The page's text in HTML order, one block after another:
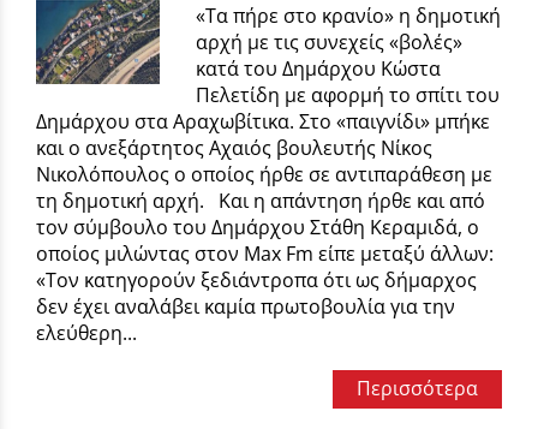
«Τα πήρε στο κρανίο» η δημοτική
αρχή με τις συνεχείς «βολές»
κατά του Δημάρχου Κώστα
Πελετίδη με αφορμή το σπίτι του
Δημάρχου στα Αραχωβίτικα. Στο «παιγνίδι» μπήκε
και ο ανεξάρτητος Αχαιός βουλευτής Νίκος
Νικολόπουλος ο οποίος ήρθε σε αντιπαράθεση με
τη δημοτική αρχή. Και η απάντηση ήρθε και από
τον σύμβουλο του Δημάρχου Στάθη Κεραμιδά, ο
οποίος μιλώντας στον Max Fm είπε μεταξύ άλλων:
«Τον κατηγορούν ξεδιάντροπα ότι ως δήμαρχος
δεν έχει αναλάβει καμία πρωτοβουλία για την
ελεύθερη...
Περισσότερα